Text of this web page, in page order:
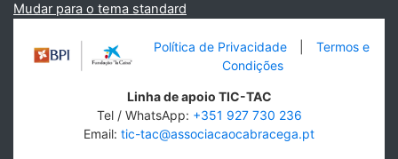
Mudar para o tema standard
Política de Privacidade
Termos e
Condições
Linha de apoio TIC-TAC
Tel / WhatsApp: +351 927 730 236
Email: tic-tac@associacaocabracega.pt